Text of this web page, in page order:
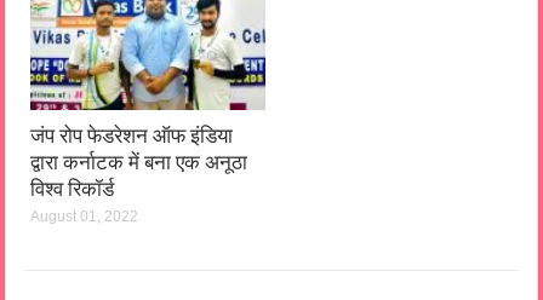
जंप रोप फेडरेशन ऑफ इंडिया
द्वारा कर्नाटक में बना एक अनूठा
विश्व रिकॉर्ड
August 01, 2022